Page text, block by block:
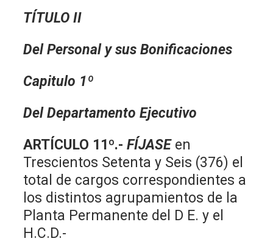
TÍTULO II
Del Personal y sus Bonificaciones
Capitulo 1º
Del Departamento Ejecutivo
ARTÍCULO 11º.- FÍJASEen
Trescientos Setenta y Seis (376) el
total de cargos correspondientes a
los distintos agrupamientos de la
Planta Permanente del D E. y el
H.C.D.-